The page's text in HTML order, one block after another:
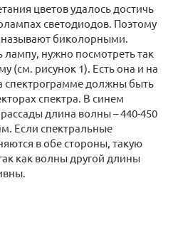
цветов удалось достичь
светодиодов. Поэтому
биколорными.
нужно посмотреть так
(см. рисунок 1). Есть она и на
спектрограмме должны быть
спектра. В синем
длина волны – 440-450
Если спектральные
в обе стороны, такую
как волны другой длины